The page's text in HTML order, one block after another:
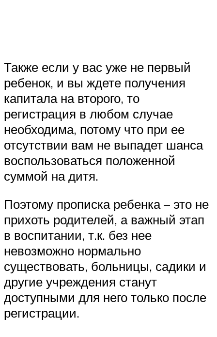
Также если у вас уже не первый
ребенок, и вы ждете получения
капитала на второго, то
регистрация в любом случае
необходима, потому что при ее
отсутствии вам не выпадет шанса
воспользоваться положенной
суммой на дитя.
Поэтому прописка ребенка – это не
прихоть родителей, а важный этап
в воспитании, т.к. без нее
невозможно нормально
существовать, больницы, садики и
другие учреждения станут
доступными для него только после
регистрации.